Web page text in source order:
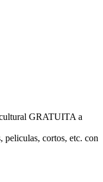
GRATUITA a
peliculas, cortos, etc. con